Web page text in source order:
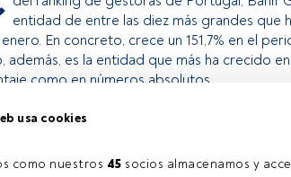
usa cookies
como nuestros 45 socios almacenamos y
entidad de entre las diez más grandes que
En concreto, crece un 151,7% en el
además, es la entidad que más ha crecido
como en números absolutos.
registrado, accede desde el botón Login. Si